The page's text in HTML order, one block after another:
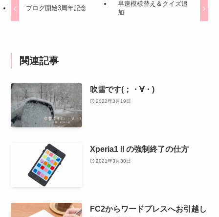
ブログ開始3周年記念
早速模様替え＆クイズ追
加
関連記事
吹雪です(；・∀・)
2022年3月19日
Xperia1Ⅱの強制終了の仕方
2021年3月30日
FC2からワードプレスへお引越し